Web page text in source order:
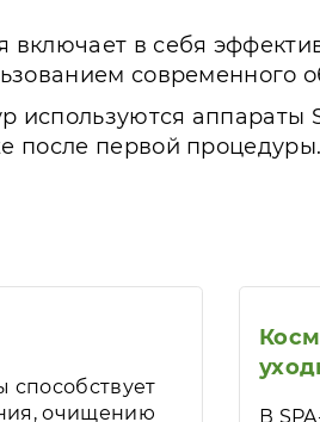
включает в себя
современного
используются
после первой процедуры.
очищению
В